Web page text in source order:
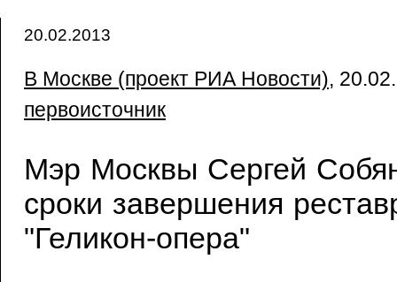
20.02.2013
В Москве (проект РИА Новости),
первоисточник
Мэр Москвы Сергей
сроки завершения
"Геликон-опера"